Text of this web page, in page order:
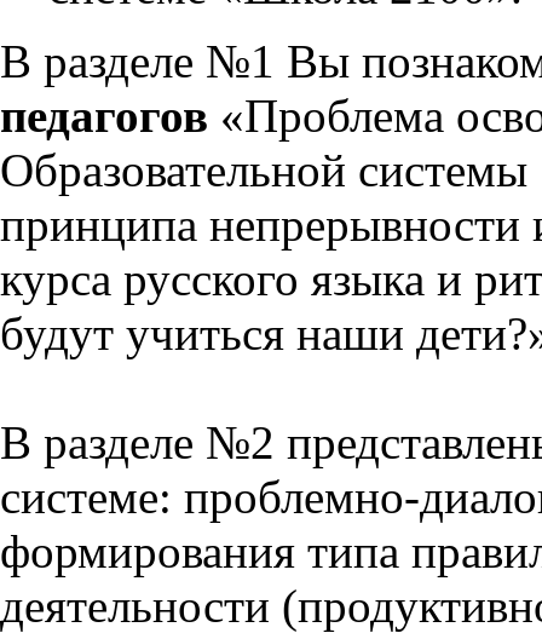
В разделе №1 Вы
педагогов «Проблема
Образовательной
принципа непрерывности
курса русского языка и
будут учиться наши
В разделе №2
системе: проблемно-
формирования типа
деятельности